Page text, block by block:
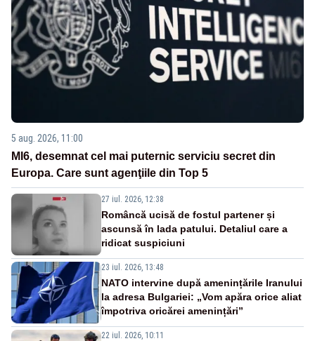
5 aug. 2026, 11:00
MI6, desemnat cel mai puternic serviciu secret din
Europa. Care sunt agenţiile din Top 5
27 iul. 2026, 12:38
Româncă ucisă de fostul partener și
ascunsă în lada patului. Detaliul care a
ridicat suspiciuni
23 iul. 2026, 13:48
NATO intervine după amenințările Iranului
la adresa Bulgariei: „Vom apăra orice aliat
împotriva oricărei amenințări”
22 iul. 2026, 10:11